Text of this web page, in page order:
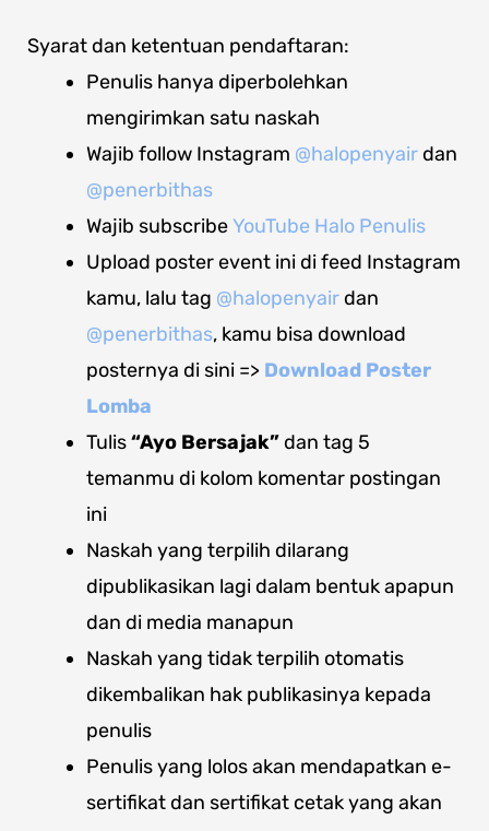
Syarat dan ketentuan pendaftaran:
Penulis hanya diperbolehkan
mengirimkan satu naskah
Wajib follow Instagram @halopenyairdan
@penerbithas
Wajib subscribeYouTube Halo Penulis
Upload poster event ini di feed Instagram
kamu, lalu tag @halopenyairdan
@penerbithas, kamu bisa download
posternya di sini => Download Poster
Lomba
Tulis“Ayo Bersajak”dan tag 5
temanmu di kolom komentar postingan
ini
Naskah yang terpilih dilarang
dipublikasikan lagi dalam bentuk apapun
dan di media manapun
Naskah yang tidak terpilih otomatis
dikembalikan hak publikasinya kepada
penulis
Penulis yang lolos akan mendapatkan e-
sertifikat dan sertifikat cetak yang akan